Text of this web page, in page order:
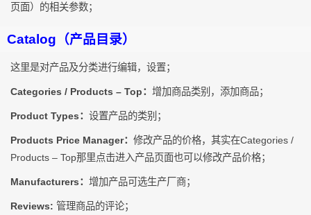
页面）的相关参数；
Catalog（产品目录）
这里是对产品及分类进行编辑，设置；
Categories / Products – Top： 增加商品类别，添加商品；
Product Types： 设置产品的类别；
Products Price Manager： 修改产品的价格，其实在Categories /
Products – Top那里点击进入产品页面也可以修改产品价格；
Manufacturers： 增加产品可选生产厂商；
Reviews: 管理商品的评论；